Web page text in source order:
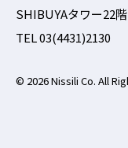
SHIBUYAタワー22階
TEL 03(4431)2130
© 2026 Nissili Co. All